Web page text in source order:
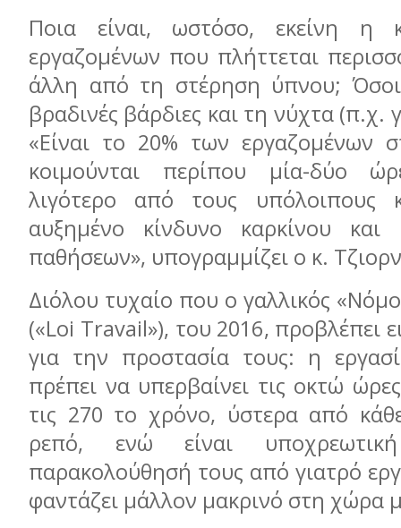
Ποια είναι, ωστόσο, εκείνη η
εργαζομένων που πλήττεται
άλλη από τη στέρηση ύπνου; Όσοι
βραδινές βάρδιες και τη νύχτα (π.χ.
«Είναι το 20% των εργαζομένων
κοιμούνται περίπου μία-δύο
λιγότερο από τους υπόλοιπους
αυξημένο κίνδυνο καρκίνου και
παθήσεων», υπογραμμίζει ο κ.
Διόλου τυχαίο που ο γαλλικός
(«Loi Travail»), του 2016, προβλέπει
για την προστασία τους: η
πρέπει να υπερβαίνει τις οκτώ
τις 270 το χρόνο, ύστερα από
ρεπό, ενώ είναι
παρακολούθησή τους από γιατρό
φαντάζει μάλλον μακρινό στη χώρα